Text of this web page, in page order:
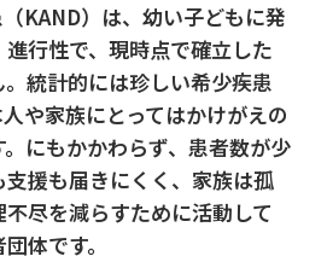
KAND）は、幼い子どもに発
行性で、現時点で確立した
統計的には珍しい希少疾患
や家族にとってはかけがえの
にもかかわらず、患者数が少
援も届きにくく、家族は孤
尽を減らすために活動して
体です。